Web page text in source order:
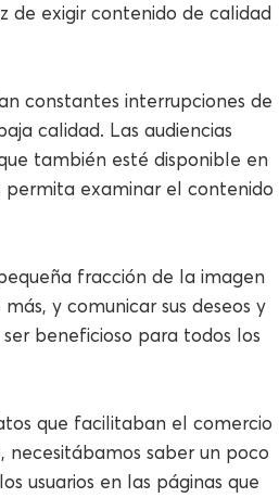
de exigir contenido de calidad
constantes interrupciones de
calidad. Las audiencias
también esté disponible en
permita examinar el contenido
fracción de la imagen
y comunicar sus deseos y
beneficioso para todos los
que facilitaban el comercio
necesitábamos saber un poco
usuarios en las páginas que